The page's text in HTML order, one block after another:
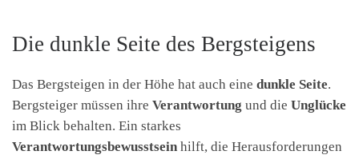
Die dunkle Seite des Bergsteigens
Das Bergsteigen in der Höhe hat auch eine dunkle Seite.
Bergsteiger müssen ihre Verantwortung und die Unglücke
im Blick behalten. Ein starkes
Verantwortungsbewusstsein hilft, die Herausforderungen